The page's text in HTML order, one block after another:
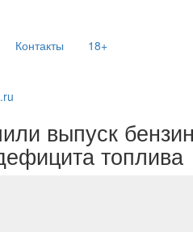
Контакты 18+
выпуск
топлива